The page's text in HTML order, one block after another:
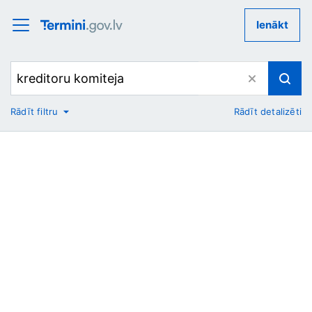
Ienākt
No
Rādīt filtru Rādīt detalizēti